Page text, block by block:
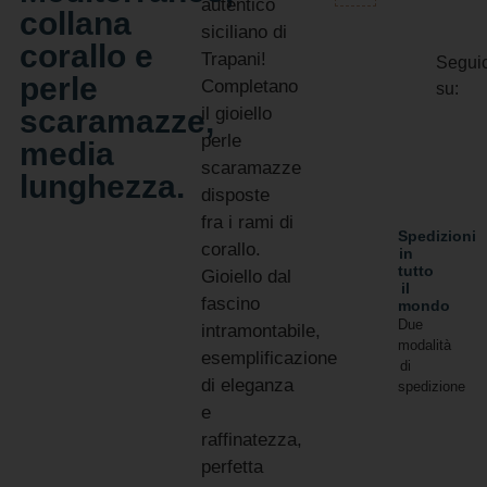
collana
corallo e
perle
scaramazze,
media
lunghezza.
autentico
siciliano di
Trapani!
Completano
il gioiello
perle
scaramazze
disposte
fra i rami di
corallo.
Gioiello dal
fascino
intramontabile,
esemplificazione
di eleganza
e
raffinatezza,
perfetta
Spedizioni
in
tutto
il
mondo
Due
modalità
di
spedizione
su: